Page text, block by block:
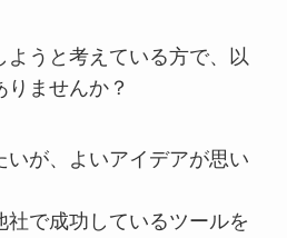
うと考えている方で、以
ませんか？
いが、よいアイデアが思い
社で成功しているツールを